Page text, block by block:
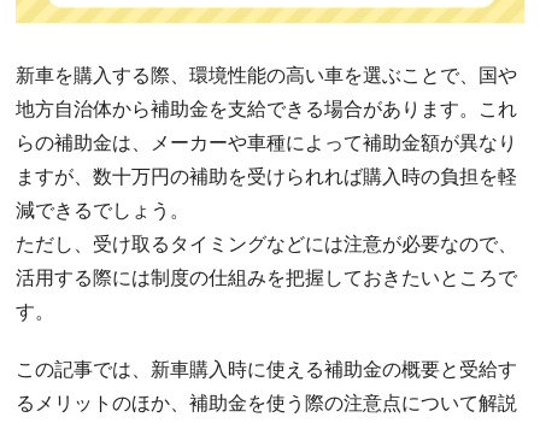
新車を購入する際、環境性能の高い車を選ぶことで、国や
地方自治体から補助金を支給できる場合があります。これ
らの補助金は、メーカーや車種によって補助金額が異なり
ますが、数十万円の補助を受けられれば購入時の負担を軽
減できるでしょう。
ただし、受け取るタイミングなどには注意が必要なので、
活用する際には制度の仕組みを把握しておきたいところで
す。
この記事では、新車購入時に使える補助金の概要と受給す
るメリットのほか、補助金を使う際の注意点について解説